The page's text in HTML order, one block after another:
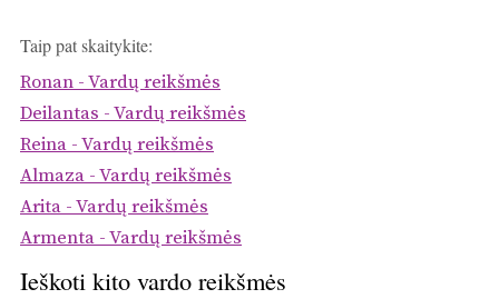
Taip pat skaitykite:
Ronan - Vardų reikšmės
Deilantas - Vardų reikšmės
Reina - Vardų reikšmės
Almaza - Vardų reikšmės
Arita - Vardų reikšmės
Armenta - Vardų reikšmės
Ieškoti kito vardo reikšmės